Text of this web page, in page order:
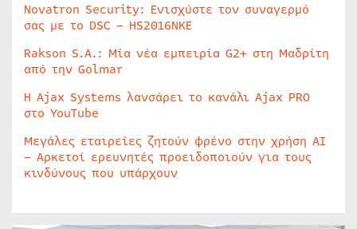
Novatron Security: Ενισχύστε τον συναγερμό
σας με το DSC – HS2016NKE
Rakson S.A.: Μία νέα εμπειρία G2+ στη Μαδρίτη
από την Golmar
Η Ajax Systems λανσάρει το κανάλι Ajax PRO
στο YouTube
Μεγάλες εταιρείες ζητούν φρένο στην χρήση AI
– Αρκετοί ερευνητές προειδοποιούν για τους
κινδύνους που υπάρχουν